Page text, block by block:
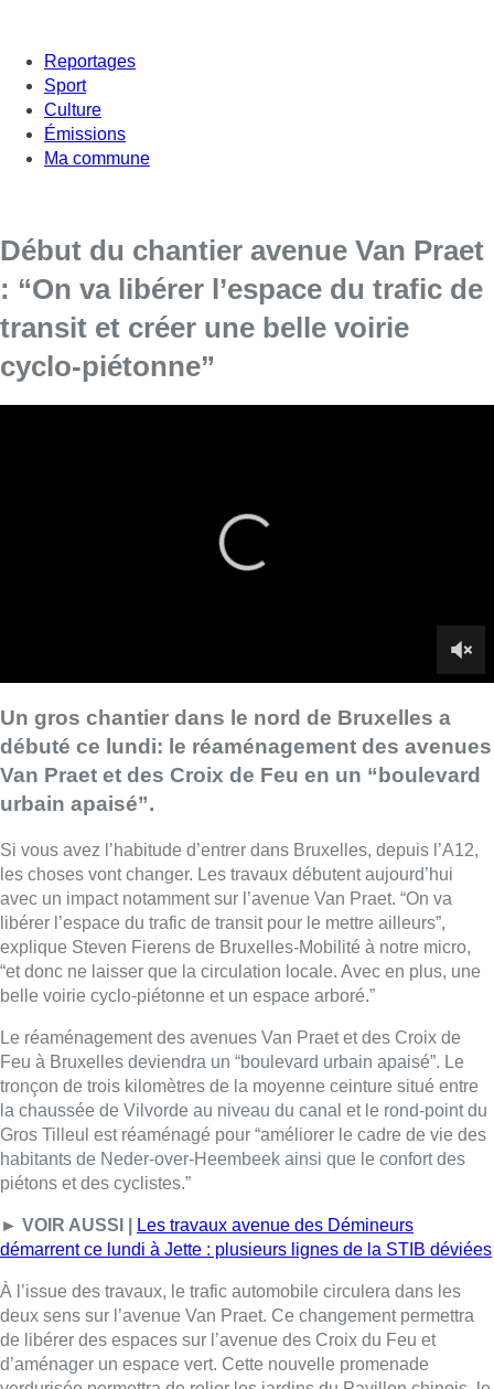
Reportages
Sport
Culture
Émissions
Ma commune
Début du chantier avenue Van Praet
: “On va libérer l’espace du trafic de
transit et créer une belle voirie
cyclo-piétonne”
Si vous avez l’habitude d’entrer dans Bruxelles, depuis l’A12,
les choses vont changer. Les travaux débutent aujourd’hui
libérer l’espace du trafic de transit pour le mettre ailleurs”,
explique Steven Fierens de Bruxelles-Mobilité à notre micro,
“et donc ne laisser que la circulation locale. Avec en plus, une
Le réaménagement des avenuesVan Praetet des Croix de
Feu à Bruxelles deviendra un “boulevard urbain apaisé”. Le
la chaussée de Vilvorde au niveau du canal et le rond-point du
habitants de Neder-over-Heembeek ainsi que le confort des
piétons et des cyclistes.”
► VOIR AUSSI |Les travaux avenue des Démineurs
démarrent ce lundi à Jette : plusieurs lignes de la STIB déviées
À l’issue des travaux, le trafic automobile circulera dans les
de libérer des espaces sur l’avenue des Croix du Feu et
d’aménager un espace vert. Cette nouvelle promenade
verdurisée permettra de relier les jardins du Pavillon chinois, le
Parc de Laeken, le Parc d’Osseghem, les environs de la
fontaine de Neptune, les Serres royales et la Tour japonaise.
Des placettes et squares sont prévus de part et d’autre du parc
du Pavillon chinois, à la station De Wand et sur l’avenue de
D’autres entrées de ville devraient devenir des boulevards
urbains dans les années à venir comme celle de la E40 à
Reyers. Cependant, actuellement, aucune date de début de
chantier n’est avancée.
■Interview de Steven Fierens, responsable communication de